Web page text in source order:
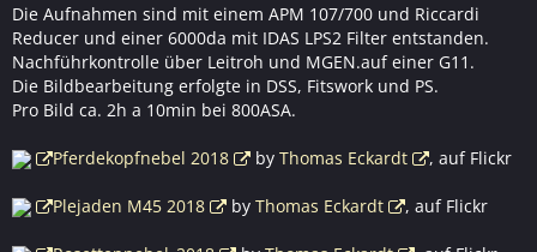
Die Aufnahmen sind mit einem APM 107/700 und Riccardi
Reducer und einer 6000da mit IDAS LPS2 Filter entstanden.
Nachführkontrolle über Leitroh und MGEN.auf einer G11.
Die Bildbearbeitung erfolgte in DSS, Fitswork und PS.
Pro Bild ca. 2h a 10min bei 800ASA.
Pferdekopfnebel 2018 by Thomas Eckardt , auf Flickr
Plejaden M45 2018 by Thomas Eckardt , auf Flickr